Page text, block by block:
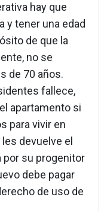
hay que
y tener una edad
de que la
no se
de 70 años.
fallece,
apartamento si
para vivir en
devuelve el
por su progenitor
debe pagar
de uso de